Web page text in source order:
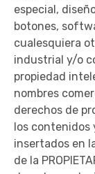
especial,
botones,
cualesquiera
industrial y/o
propiedad
nombres
derechos de
los contenidos
insertados en
de la